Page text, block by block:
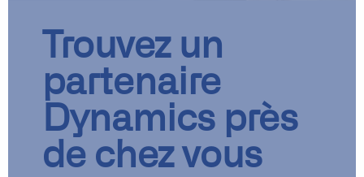
Trouvez un
partenaire
Dynamics près
de chez vous